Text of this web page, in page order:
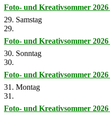
Foto- und Kreativsommer 2026
29. Samstag
29.
Foto- und Kreativsommer 2026
30. Sonntag
30.
Foto- und Kreativsommer 2026
31. Montag
31.
Foto- und Kreativsommer 2026